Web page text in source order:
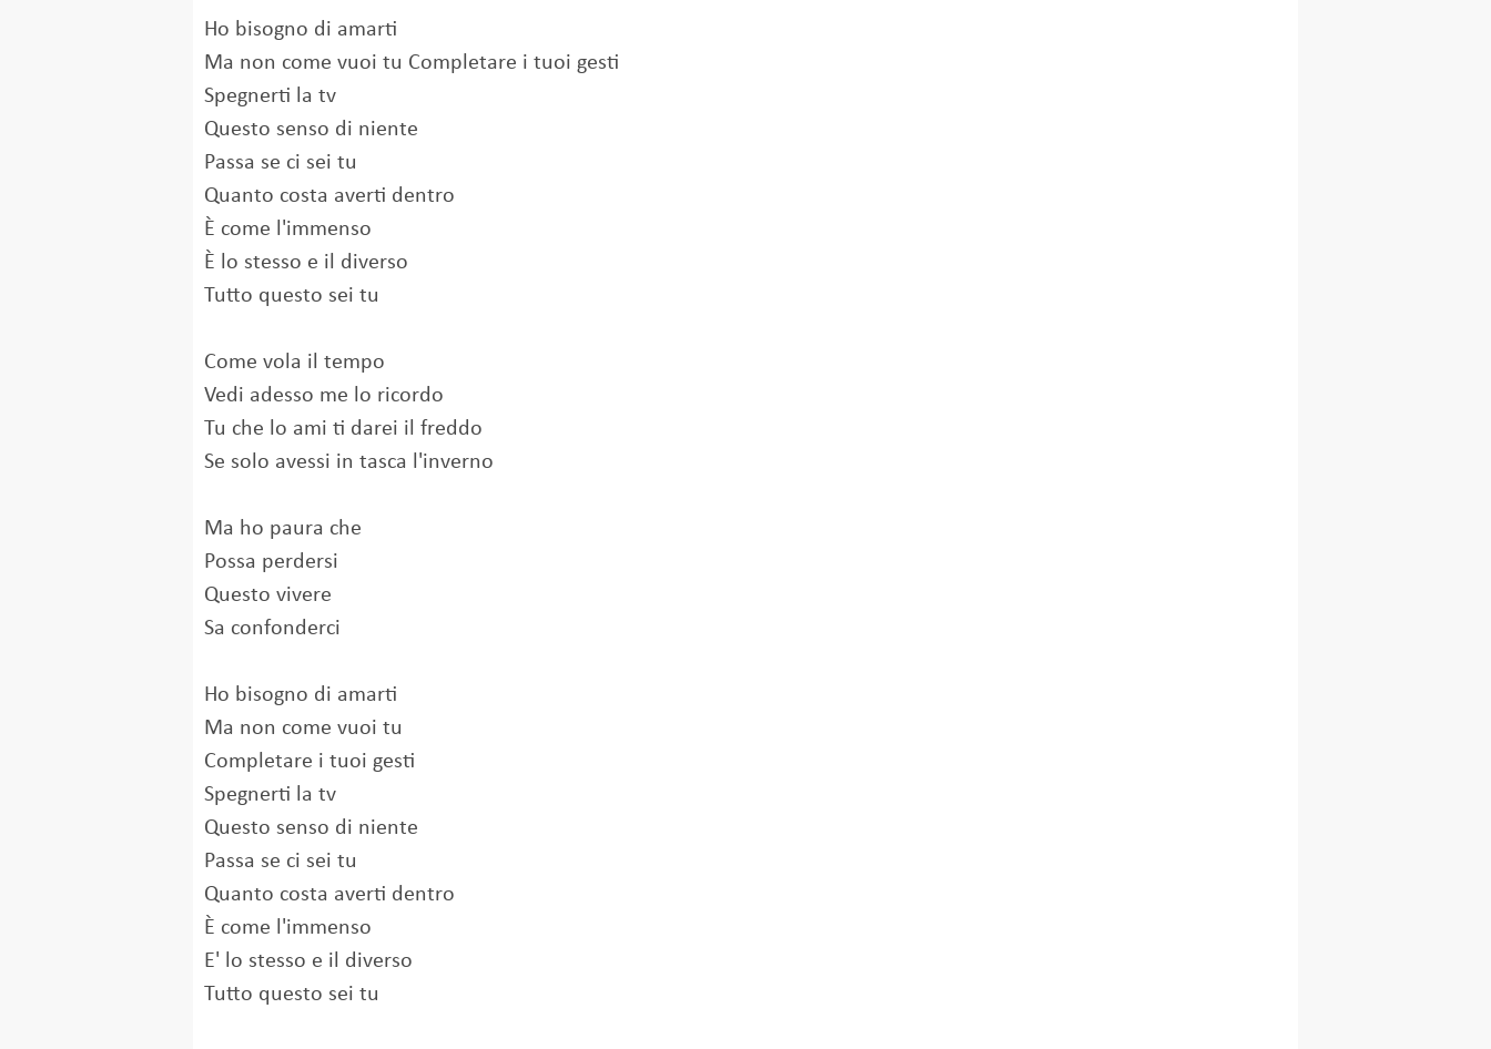
Ho bisogno di amarti
Ma non come vuoi tu Completare i tuoi gesti
Spegnerti la tv
Questo senso di niente
Passa se ci sei tu
Quanto costa averti dentro
È come l'immenso
È lo stesso e il diverso
Tutto questo sei tu
Come vola il tempo
Vedi adesso me lo ricordo
Tu che lo ami ti darei il freddo
Se solo avessi in tasca l'inverno
Ma ho paura che
Possa perdersi
Questo vivere
Sa confonderci
Ho bisogno di amarti
Ma non come vuoi tu
Completare i tuoi gesti
Spegnerti la tv
Questo senso di niente
Passa se ci sei tu
Quanto costa averti dentro
È come l'immenso
E' lo stesso e il diverso
Tutto questo sei tu